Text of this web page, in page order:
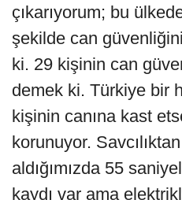
çıkarıyorum; bu
şekilde can
ki. 29 kişinin can
demek ki. Türkiye bir
kişinin canına kast
korunuyor.
aldığımızda 55
kaydı var ama